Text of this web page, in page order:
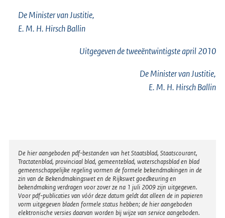
De Minister van Justitie,
E. M. H. Hirsch Ballin
Uitgegeven detweeëntwintigsteapril 2010
De Minister van Justitie,
E. M. H. Hirsch Ballin
Disclaimer
De hier aangeboden pdf-bestanden van het Staatsblad, Staatscourant,
Tractatenblad, provinciaal blad, gemeenteblad, waterschapsblad en blad
gemeenschappelijke regeling vormen de formele bekendmakingen in de
zin van de Bekendmakingswet en de Rijkswet goedkeuring en
bekendmaking verdragen voor zover ze na 1 juli 2009 zijn uitgegeven.
Voor pdf-publicaties van vóór deze datum geldt dat alleen de in papieren
vorm uitgegeven bladen formele status hebben; de hier aangeboden
elektronische versies daarvan worden bij wijze van service aangeboden.